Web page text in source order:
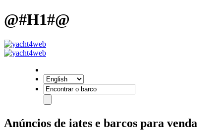
@#H1#@
Anúncios de iates e barcos para venda